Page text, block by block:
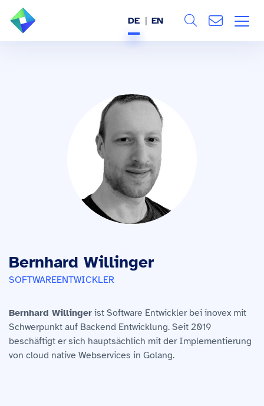
DE EN
Bernhard Willinger
SOFTWAREENTWICKLER
Bernhard Willinger ist Software Entwickler bei inovex mit
Schwerpunkt auf Backend Entwicklung. Seit 2019
beschäftigt er sich hauptsächlich mit der Implementierung
von cloud native Webservices in Golang.